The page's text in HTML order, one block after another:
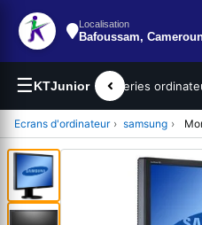
Localisation
Bafoussam,
☰KTJunior
portables Batteries
Ecrans d'ordinateur › samsung ›